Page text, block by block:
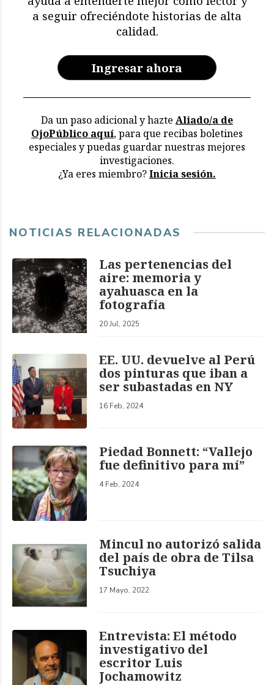
restricciones y deterioro
en los archivos de la CVR
a seguir ofreciéndote historias de alta
calidad.
Ingresar ahora
Da un paso adicional y hazte Aliado/a de
OjoPúblico aquí, para que recibas boletines
especiales y puedas guardar nuestras mejores
investigaciones.
¿Ya eres miembro?Inicia sesión.
NOTICIAS RELACIONADAS
Las pertenencias del
aire: memoria y
ayahuasca en la
fotografía
20 Jul, 2025
EE. UU. devuelve al Perú
dos pinturas que iban a
ser subastadas en NY
16 Feb, 2024
Piedad Bonnett: “Vallejo
fue definitivo para mí”
4 Feb, 2024
Mincul no autorizó salida
del país de obra de Tilsa
Tsuchiya
17 Mayo, 2022
Entrevista: El método
investigativo del
escritor Luis
Jochamowitz